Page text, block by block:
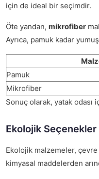
için de ideal bir seçimdir.
Öte yandan, mikrofiber
Ayrıca, pamuk kadar
Pamuk
Mikrofiber
Sonuç olarak, yatak odası
Ekolojik Seçenekler
Ekolojik malzemeler,
kimyasal maddelerden